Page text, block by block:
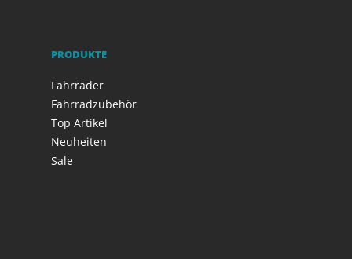
PRODUKTE
Fahrräder
Fahrradzubehör
Top Artikel
Neuheiten
Sale